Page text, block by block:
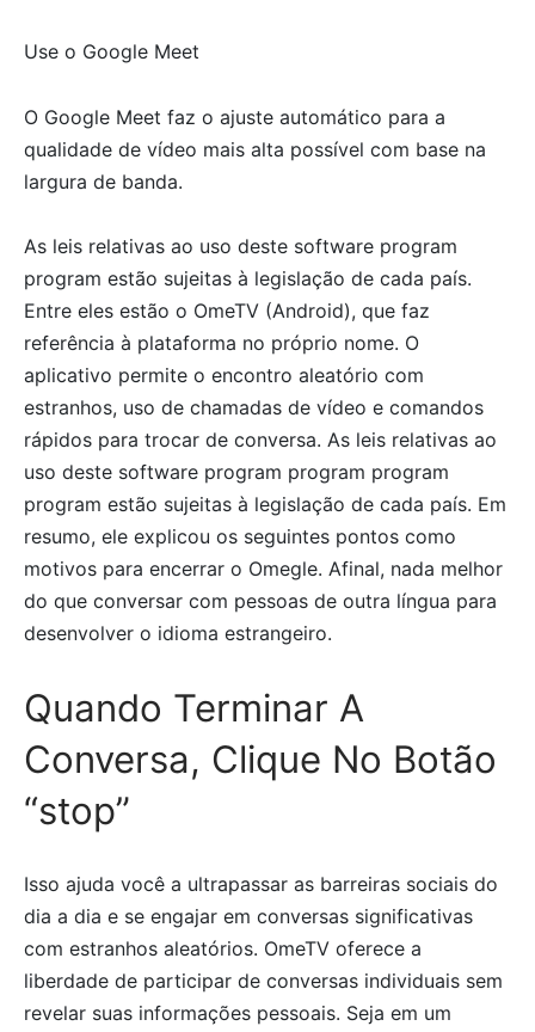
Use o Google Meet
O Google Meet faz o ajuste automático para a
qualidade de vídeo mais alta possível com base na
largura de banda.
As leis relativas ao uso deste software program
program estão sujeitas à legislação de cada país.
Entre eles estão o OmeTV (Android), que faz
referência à plataforma no próprio nome. O
aplicativo permite o encontro aleatório com
estranhos, uso de chamadas de vídeo e comandos
rápidos para trocar de conversa. As leis relativas ao
uso deste software program program program
program estão sujeitas à legislação de cada país. Em
resumo, ele explicou os seguintes pontos como
motivos para encerrar o Omegle. Afinal, nada melhor
do que conversar com pessoas de outra língua para
desenvolver o idioma estrangeiro.
Quando Terminar A
Conversa, Clique No Botão
“stop”
Isso ajuda você a ultrapassar as barreiras sociais do
dia a dia e se engajar em conversas significativas
com estranhos aleatórios. OmeTV oferece a
liberdade de participar de conversas individuais sem
revelar suas informações pessoais. Seja em um